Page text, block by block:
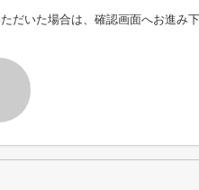
だいた場合は、確認画面へお進み下